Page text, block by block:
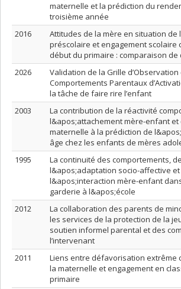
maternelle et la prédiction du
troisième année
2016
Attitudes de la mère en situation de
préscolaire et engagement scolaire
début du primaire : comparaison de
2026
Validation de la Grille d’Observation
Comportements Parentaux
la tâche de faire rire l’enfant
2003
La contribution de la réactivité
l&apos;attachement mère-enfant et
maternelle à la prédiction de
âge chez les enfants de mères
1995
La continuité des comportements, de
l&apos;adaptation socio-affective et
l&apos;interaction mère-enfant
garderie à l&apos;école
2012
La collaboration des parents de
les services de la protection de la
soutien informel parental et des
l’intervenant
2011
Liens entre défavorisation extrême
la maternelle et engagement en
primaire